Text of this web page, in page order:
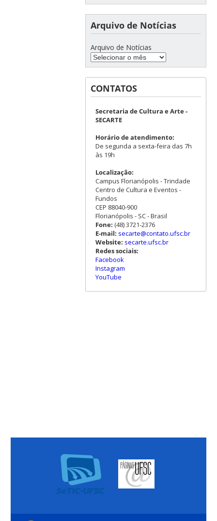
Arquivo de Notícias
Arquivo de Notícias
CONTATOS
Secretaria de Cultura e Arte -
SECARTE
Horário de atendimento:
De segunda a sexta-feira das 7h
às 19h
Localização:
Campus Florianópolis - Trindade
Centro de Cultura e Eventos -
Fundos
CEP 88040-900
Florianópolis - SC - Brasil
Fone: (48) 3721-2376
E-mail: secarte@contato.ufsc.br
Website: secarte.ufsc.br
Redes sociais:
Facebook
Instagram
YouTube